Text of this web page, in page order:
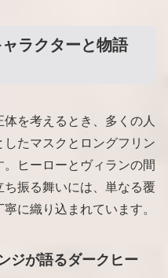
ラクターと物語
を考えるとき、多くの人
たマスクとロングフリン
ヒーローとヴィランの間
振る舞いには、単なる覆
に織り込まれています。
ジが語るダークヒー